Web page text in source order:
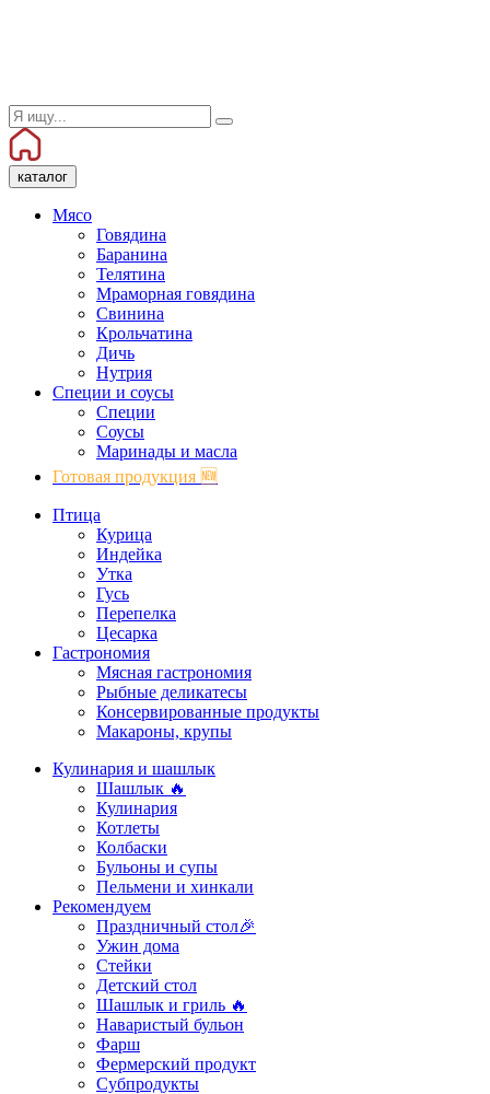
каталог
Мясо
Говядина
Баранина
Телятина
Мраморная говядина
Свинина
Крольчатина
Дичь
Нутрия
Специи и соусы
Специи
Соусы
Маринады и масла
Готовая продукция 🆕
Птица
Курица
Индейка
Утка
Гусь
Перепелка
Цесарка
Гастрономия
Мясная гастрономия
Рыбные деликатесы
Консервированные продукты
Макароны, крупы
Кулинария и шашлык
Шашлык 🔥
Кулинария
Котлеты
Колбаски
Бульоны и супы
Пельмени и хинкали
Рекомендуем
Праздничный стол🎉
Ужин дома
Стейки
Детский стол
Шашлык и гриль 🔥
Наваристый бульон
Фарш
Фермерский продукт
Субпродукты